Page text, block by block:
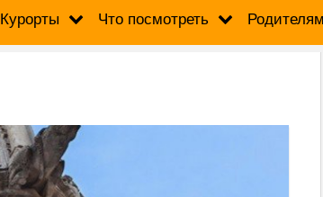
Курорты Что посмотреть Родителям